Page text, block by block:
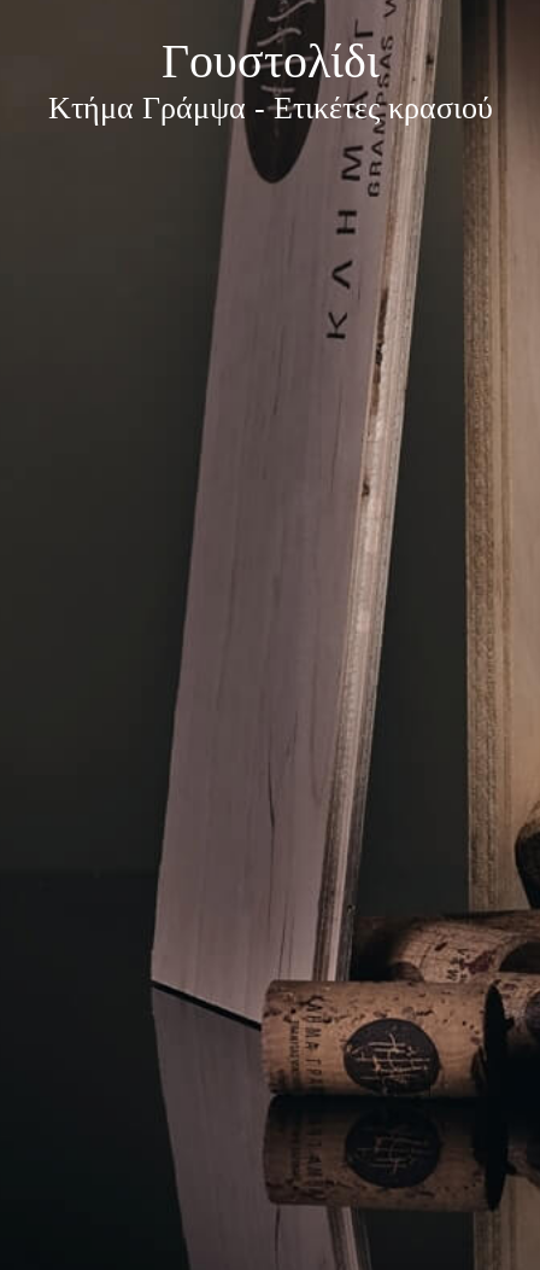
Γουστολίδι
Κτήμα Γράμψα - Ετικέτες κρασιού